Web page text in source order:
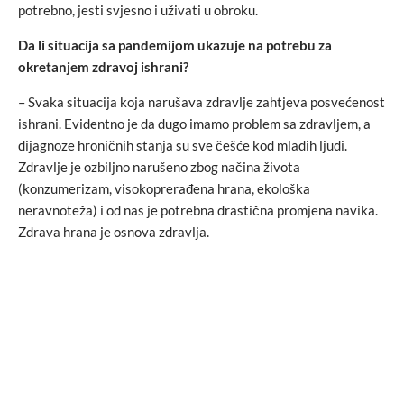
potrebno, jesti svjesno i uživati u obroku.
Da li situacija sa pandemijom ukazuje na potrebu za
okretanjem zdravoj ishrani?
– Svaka situacija koja narušava zdravlje zahtjeva posvećenost
ishrani. Evidentno je da dugo imamo problem sa zdravljem, a
dijagnoze hroničnih stanja su sve češće kod mladih ljudi.
Zdravlje je ozbiljno narušeno zbog načina života
(konzumerizam, visokoprerađena hrana, ekološka
neravnoteža) i od nas je potrebna drastična promjena navika.
Zdrava hrana je osnova zdravlja.